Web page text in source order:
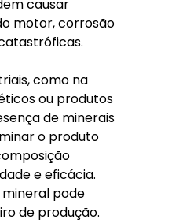
causar
motor, corrosão
como na
ou produtos
de minerais
o produto
e eficácia.
pode
de produção.